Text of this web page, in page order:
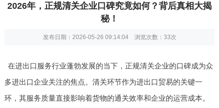
2026年，正规清关企业口碑究竟如何？背后真相大揭
秘！
发布日期：2026-05-26 09:14:04 浏览次数： 33次
在进出口服务行业蓬勃发展的当下，正规清关企业的口碑成为众
多进出口企业关注的焦点。清关环节作为进出口贸易的关键一
环，其服务质量直接影响着货物的通关效率和企业的运营成本。